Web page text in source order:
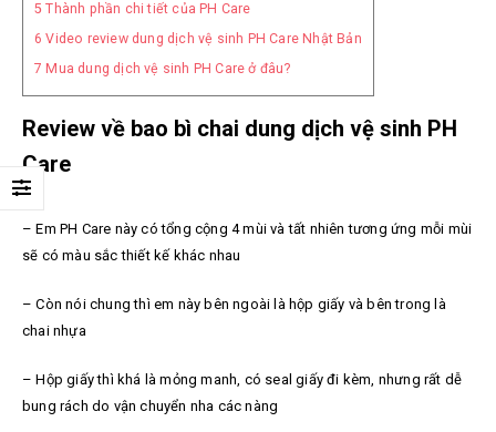
5 Thành phần chi tiết của PH Care
6 Video review dung dịch vệ sinh PH Care Nhật Bản
7 Mua dung dịch vệ sinh PH Care ở đâu?
Review về bao bì chai dung dịch vệ sinh PH
Care
– Em PH Care này có tổng cộng 4 mùi và tất nhiên tương ứng mỗi mùi
sẽ có màu sắc thiết kế khác nhau
– Còn nói chung thì em này bên ngoài là hộp giấy và bên trong là
chai nhựa
– Hộp giấy thì khá là mỏng manh, có seal giấy đi kèm, nhưng rất dễ
bung rách do vận chuyển nha các nàng